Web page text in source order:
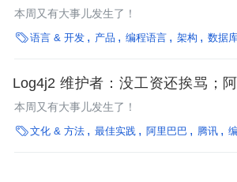
11、Android 12 正式发布；
乔布斯去世十周年；微软开放第三
本周又有大事儿发生了！
语言 & 开发 产品 编程语言 架构 数据
Log4j2 维护者：没工资还挨骂；
灵活办公；亚马逊 CTO 预测
本周又有大事儿发生了！
文化 & 方法 最佳实践 阿里巴巴 腾讯